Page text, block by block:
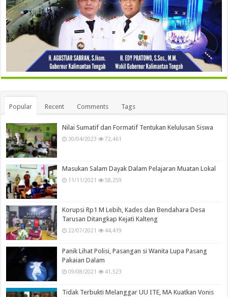
Popular Recent Comments Tags
Nilai Sumatif dan Formatif Tentukan Kelulusan Siswa
30/04/2023 72,461
Masukan Salam Dayak Dalam Pelajaran Muatan Lokal
11/11/2021 58,259
Korupsi Rp1 M Lebih, Kades dan Bendahara Desa
Tarusan Ditangkap Kejati Kalteng
22/07/2021 44,419
Panik Lihat Polisi, Pasangan si Wanita Lupa Pasang
Pakaian Dalam
09/08/2021 41,523
Tidak Terbukti Melanggar UU ITE, MA Kuatkan Vonis